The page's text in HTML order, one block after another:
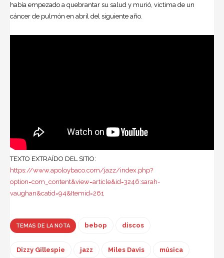
había empezado a quebrantar su salud y murió, victima de un
cáncer de pulmón en abril del siguiente año.
TEXTO EXTRAÍDO DEL SITIO:
https://www.apoloybaco.com/jazz/index.php?
option=com_content&view=article&id=3246:sarah-
vaughan&catid=94&Itemid=261
TEMAS DE LA NOTA bebop discos
Dizzy Gillespie jazz Miles Davis música